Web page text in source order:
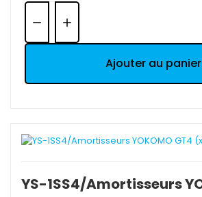
Quantité:
Ajouter au panier